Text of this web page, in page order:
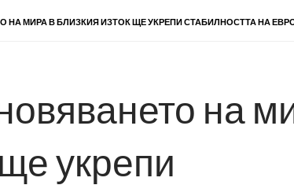
НА МИРА В БЛИЗКИЯ ИЗТОК ЩЕ УКРЕПИ СТАБИЛНОСТТА НА
на
укрепи